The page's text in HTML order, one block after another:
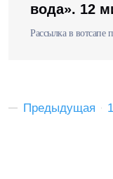
вода». 12
Рассылка в
Предыдущая 1